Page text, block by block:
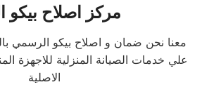
مركز اصلاح بيكو
معنا نحن ضمان و اصلاح بيكو الرسمي
علي خدمات الصيانة المنزلية للاجهزة
الاصلية